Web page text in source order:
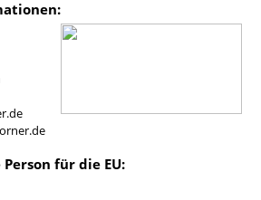
für die EU: